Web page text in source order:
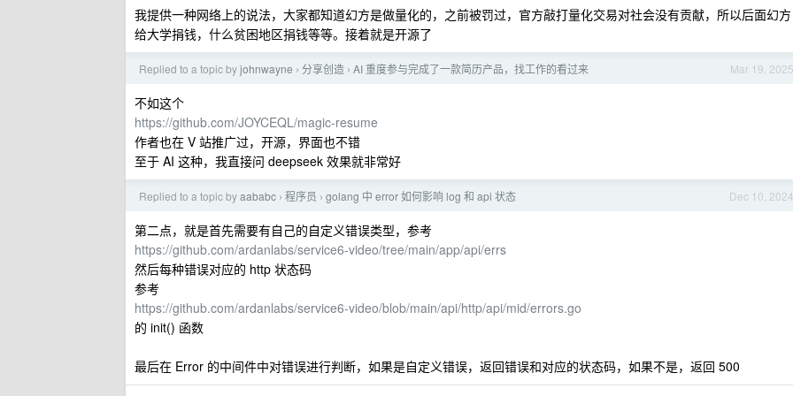
我提供一种网络上的说法，大家都知道幻方是做量化的，之前被罚过，官方敲打量化交易对社会没有贡献，所以后面幻方
给大学捐钱，什么贫困地区捐钱等等。接着就是开源了
Mar 19, 2025
Replied to a topic byjohnwayne › 分享创造 › AI 重度参与完成了一款简历产品，找工作的看过来
不如这个
https://github.com/JOYCEQL/magic-resume
作者也在 V 站推广过，开源，界面也不错
至于 AI 这种，我直接问 deepseek 效果就非常好
Dec 10, 2024
Replied to a topic byaababc › 程序员 › golang 中 error 如何影响 log 和 api 状态
第二点，就是首先需要有自己的自定义错误类型，参考
https://github.com/ardanlabs/service6-video/tree/main/app/api/errs
然后每种错误对应的 http 状态码
参考
https://github.com/ardanlabs/service6-video/blob/main/api/http/api/mid/errors.go
的 init() 函数
最后在 Error 的中间件中对错误进行判断，如果是自定义错误，返回错误和对应的状态码，如果不是，返回 500